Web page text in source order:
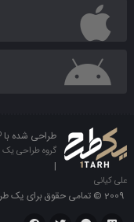
طراحی شده با
گروه طراحی
|
علی کیانی